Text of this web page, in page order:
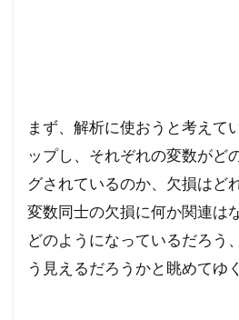
まず、解析に使おうと考えて
ップし、それぞれの変数がど
グされているのか、欠損はど
変数同士の欠損に何か関連は
どのようになっているだろう
う見えるだろうかと眺めてゆ